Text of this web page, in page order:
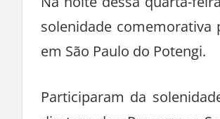
Na noite dessa quarta-
solenidade comemorativa
em São Paulo do Potengi.
Participaram da